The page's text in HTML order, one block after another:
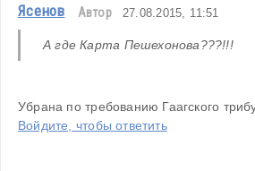
Ясенов Автор 27.08.2015, 11:51
А где Карта Пешехонова???!!!
Убрана по требованию Гаагского
Войдите, чтобы ответить